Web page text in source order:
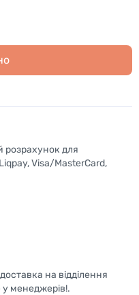
розрахунок для
Visa/MasterCard,
на відділення
у менеджерів!.